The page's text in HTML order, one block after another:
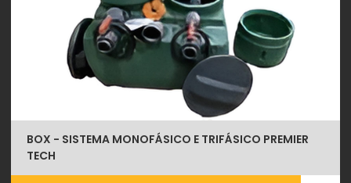
BOX - SISTEMA MONOFÁSICO E TRIFÁSICO PREMIER
TECH